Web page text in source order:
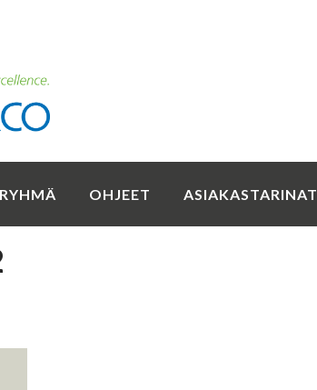
OHJEET ASIAKASTARINAT